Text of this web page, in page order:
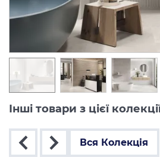
Інші товари з цієї
Вся Колекція